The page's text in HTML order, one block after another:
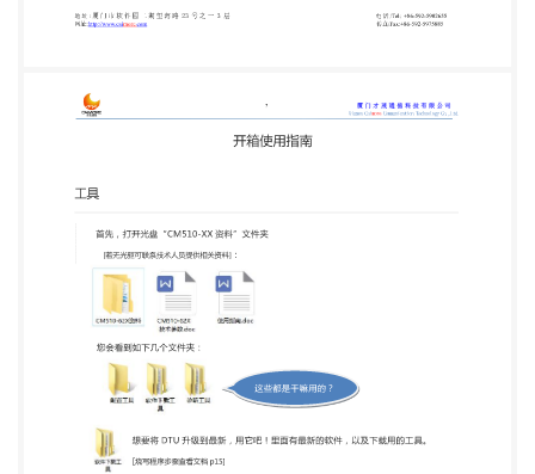
卡 标配 自备 接线 手机卡、天线准备就绪： ●插手机
地 址 : 厦 门 市 软 件 园 二 期 望 海 路 23 号 之 一 3 层
网址:http://www.caimore.com 手机卡套上卡槽后，
公司 Xiamen Caimore Communication Technology
Co.,Ltd ●接天线 然后把天线接上去哦！ 取下小红帽~
~ ●温馨提示： 务必断电后再进行拔插卡操作，否则
会把卡烧坏哦！！ 简单粗暴的接线： ●接线必备 旋开
对应的螺丝哦！ 旋开啦！ 一字螺丝刀 端子接口主视
图 ●接线剖析图 蓝线 黑线 棕线 红色区为接线要使用
到的端口 1 2 3 4 5 6 7 8 9 10 11 12 13 14 14 脚端口俯